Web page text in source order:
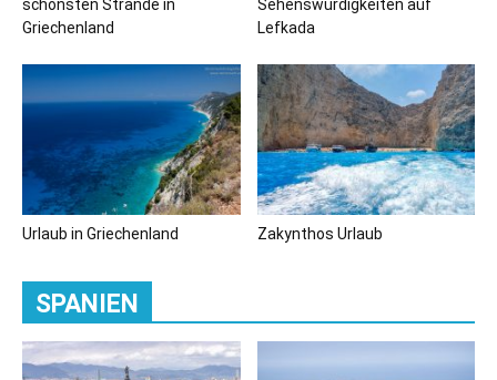
schönsten Strände in
Griechenland
Sehenswürdigkeiten auf
Lefkada
Urlaub in Griechenland Zakynthos Urlaub
SPANIEN